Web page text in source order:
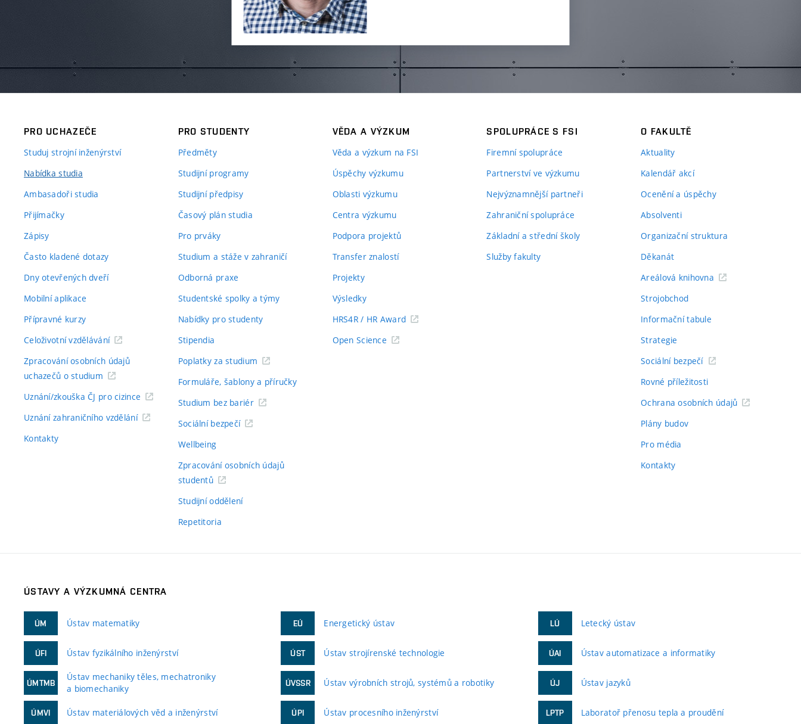
PRO UCHAZEČE
Studuj strojní inženýrství
Nabídka studia
Ambasadoři studia
Přijímačky
Zápisy
Často kladené dotazy
Dny otevřených dveří
Mobilní aplikace
Přípravné kurzy
Celoživotní vzdělávání
Zpracování osobních údajů
uchazečů o studium
Uznání/zkouška ČJ pro cizince
Uznání zahraničního vzdělání
Kontakty
PRO STUDENTY
Předměty
Studijní programy
Studijní předpisy
Časový plán studia
Pro prváky
Studium a stáže v zahraničí
Odborná praxe
Studentské spolky a týmy
Nabídky pro studenty
Stipendia
Poplatky za studium
Formuláře, šablony a příručky
Studium bez bariér
Sociální bezpečí
Wellbeing
Zpracování osobních údajů
studentů
Studijní oddělení
Repetitoria
VĚDA A VÝZKUM
Věda a výzkum na FSI
Úspěchy výzkumu
Oblasti výzkumu
Centra výzkumu
Podpora projektů
Transfer znalostí
Projekty
Výsledky
HRS4R / HR Award
Open Science
SPOLUPRÁCE S FSI
Firemní spolupráce
Partnerství ve výzkumu
Nejvýznamnější partneři
Zahraniční spolupráce
Základní a střední školy
Služby fakulty
O FAKULTĚ
Aktuality
Kalendář akcí
Ocenění a úspěchy
Absolventi
Organizační struktura
Děkanát
Areálová knihovna
Strojobchod
Informační tabule
Strategie
Sociální bezpečí
Rovné příležitosti
Ochrana osobních údajů
Plány budov
Pro média
Kontakty
ÚSTAVY A VÝZKUMNÁ CENTRA
ÚM Ústav matematiky
ÚFI Ústav fyzikálního inženýrství
ÚMTMB
Ústav mechaniky těles, mechatroniky
a biomechaniky
ÚMVI Ústav materiálových věd a inženýrství
EÚ Energetický ústav
ÚST Ústav strojírenské technologie
ÚVSSR Ústav výrobních strojů, systémů a robotiky
ÚPI Ústav procesního inženýrství
LÚ Letecký ústav
ÚAI Ústav automatizace a informatiky
ÚJ Ústav jazyků
LPTP Laboratoř přenosu tepla a proudění